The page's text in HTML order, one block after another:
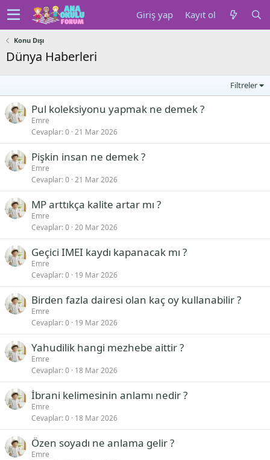
Giriş yap Kayıt ol
Konu Dışı
Dünya Haberleri
Filtreler
Pul koleksiyonu yapmak ne demek ?
Emre
Cevaplar 0 21 Mar 2026
Pişkin insan ne demek ?
Emre
Cevaplar 0 21 Mar 2026
MP arttıkça kalite artar mı ?
Emre
Cevaplar 0 20 Mar 2026
Geçici IMEI kaydı kapanacak mı ?
Emre
Cevaplar 0 19 Mar 2026
Birden fazla dairesi olan kaç oy kullanabilir ?
Emre
Cevaplar 0 19 Mar 2026
Yahudilik hangi mezhebe aittir ?
Emre
Cevaplar 0 18 Mar 2026
İbrani kelimesinin anlamı nedir ?
Emre
Cevaplar 0 18 Mar 2026
Özen soyadı ne anlama gelir ?
Emre